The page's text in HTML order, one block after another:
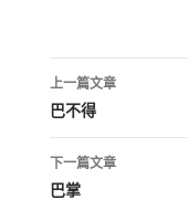
文
章
導
覽
上一篇文章
巴不得
下一篇文章
巴掌